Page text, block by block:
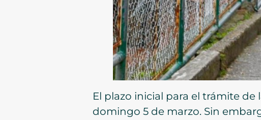
El plazo inicial para el trámite
domingo 5 de marzo. Sin